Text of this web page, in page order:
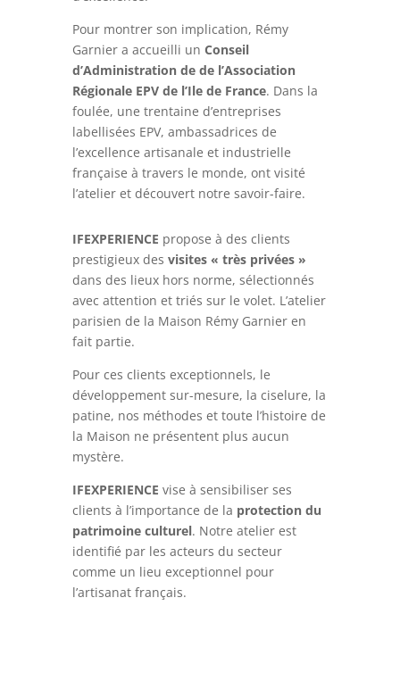
Pour montrer son implication, Rémy
Garnier a accueilli un Conseil
d’Administration de de l’Association
Régionale EPV de l’Ile de France. Dans la
foulée, une trentaine d’entreprises
labellisées EPV, ambassadrices de
l’excellence artisanale et industrielle
française à travers le monde, ont visité
l’atelier et découvert notre savoir-faire.
IFEXPERIENCE propose à des clients
prestigieux des visites « très privées »
dans des lieux hors norme, sélectionnés
avec attention et triés sur le volet. L’atelier
parisien de la Maison Rémy Garnier en
fait partie.
Pour ces clients exceptionnels, le
développement sur-mesure, la ciselure, la
patine, nos méthodes et toute l’histoire de
la Maison ne présentent plus aucun
mystère.
IFEXPERIENCE vise à sensibiliser ses
clients à l’importance de la protection du
patrimoine culturel. Notre atelier est
identifié par les acteurs du secteur
comme un lieu exceptionnel pour
l’artisanat français.